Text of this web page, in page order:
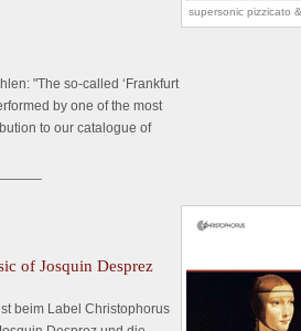
supersonic pizzicato
"The so-called ‘Frankfurt
by one of the most
to our catalogue of
of Josquin Desprez
beim Label Christophorus